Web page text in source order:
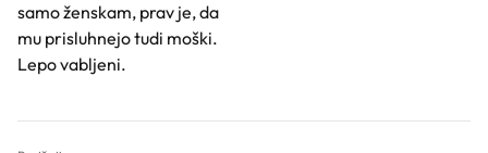
samo ženskam, prav je, da
mu prisluhnejo tudi moški.
Lepo vabljeni.